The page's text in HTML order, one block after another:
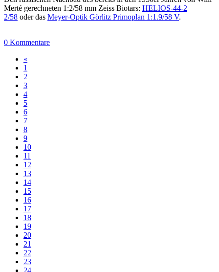
Merté gerechneten 1:2/58 mm Zeiss Biotars: HELIOS-44-2
2/58 oder das Meyer-Optik Görlitz Primoplan 1:1.9/58 V.
0 Kommentare
«
1
2
3
4
5
6
7
8
9
10
11
12
13
14
15
16
17
18
19
20
21
22
23